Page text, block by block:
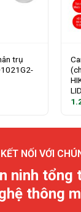
trụ
KẾT NỐI VỚI
ninh tổng
thông